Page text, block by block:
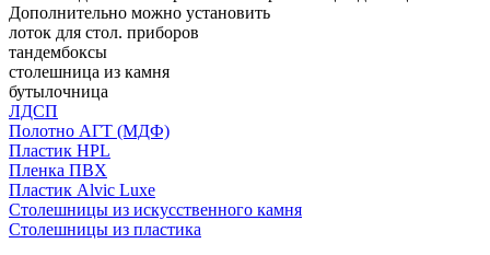
Дополнительно можно установить
лоток для стол. приборов
тандембоксы
столешница из камня
бутылочница
ЛДСП
Полотно АГТ (МДФ)
Пластик HPL
Пленка ПВХ
Пластик Alvic Luxe
Столешницы из искусственного камня
Столешницы из пластика